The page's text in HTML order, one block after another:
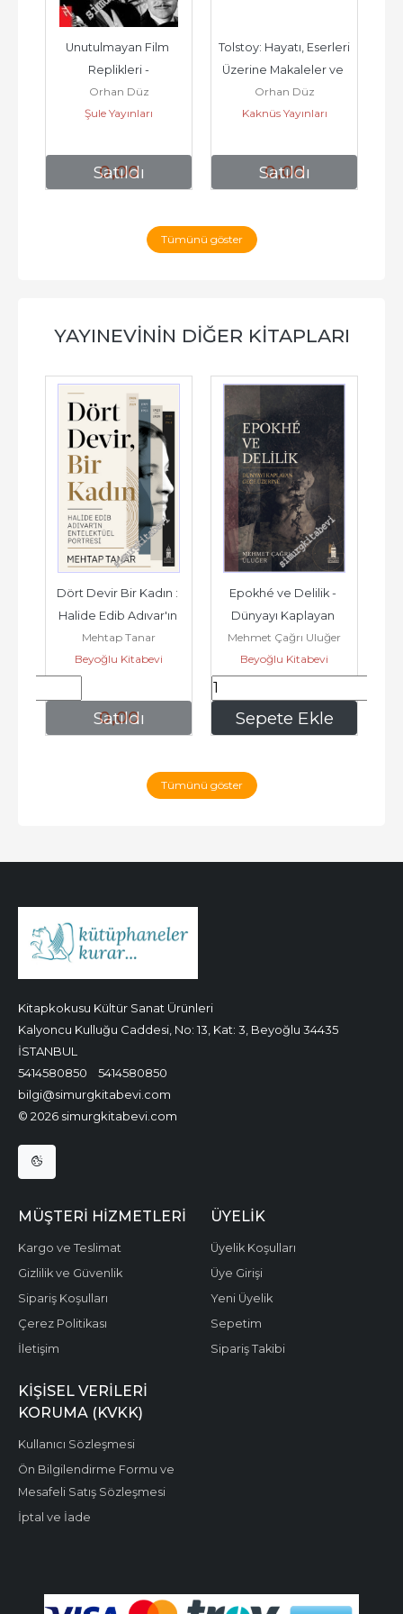
Satıldı
Unutulmayan Film
Replikleri -
Orhan Düz
Şule Yayınları
0,00 Satıldı
Tolstoy: Hayatı, Eserleri
Üzerine Makaleler ve
Aforizmalar -        2002
Orhan Düz
Kaknüs Yayınları
0,00
Tümünü göster
YAYINEVININ DIĞER KITAPLARI
Satıldı
Dört Devir Bir Kadın :
Halide Edib Adıvar'ın
Entelektüel Portresi  -
Mehtap Tanar
Beyoğlu Kitabevi
0,00 Sepete Ekle
Epokhé ve Delilik -
Dünyayı Kaplayan
Gece Üzerine -
Mehmet Çağrı Uluğer
Beyoğlu Kitabevi
280,00
Tümünü göster
Kitapkokusu Kültür Sanat Ürünleri
Kalyoncu Kulluğu Caddesi, No: 13, Kat: 3, Beyoğlu 34435
İSTANBUL
5414580850
5414580850
bilgi@simurgkitabevi.com
© 2026 simurgkitabevi.com
MÜŞTERI HIZMETLERI
Kargo ve Teslimat
Gizlilik ve Güvenlik
Sipariş Koşulları
Çerez Politikası
İletişim
ÜYELIK
Üyelik Koşulları
Üye Girişi
Yeni Üyelik
Sepetim
Sipariş Takibi
KIŞISEL VERILERI
KORUMA (KVKK)
Kullanıcı Sözleşmesi
Ön Bilgilendirme Formu ve
Mesafeli Satış Sözleşmesi
İptal ve İade